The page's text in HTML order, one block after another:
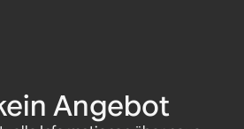
Angebot